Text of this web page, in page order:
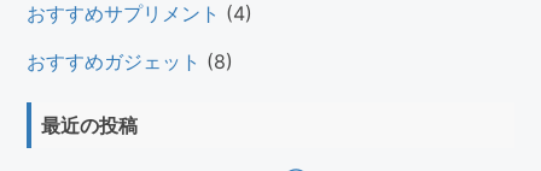
おすすめサプリメント (4)
おすすめガジェット (8)
最近の投稿